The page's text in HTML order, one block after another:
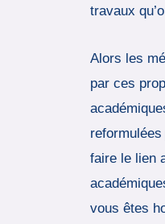
travaux
Alors les
par ces
faire le lien
vous êtes